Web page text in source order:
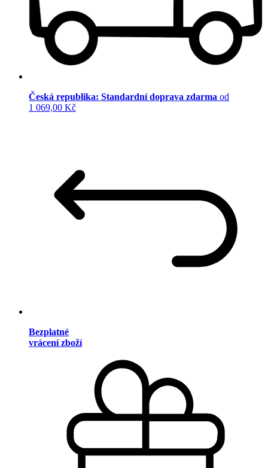
Česká republika: Standardní doprava zdarma od
1 069,00 Kč
Bezplatné
vrácení zboží